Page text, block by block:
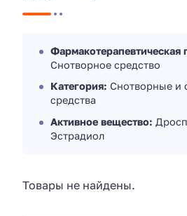
Фармакотерапевтическая
Снотворное средство
Категория: Снотворные и
средства
Активное вещество:
Эстрадиол
Товары не найдены.